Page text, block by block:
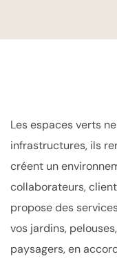
Les espaces verts
infrastructures, ils
créent un
collaborateurs,
propose des
vos jardins,
paysagers, en